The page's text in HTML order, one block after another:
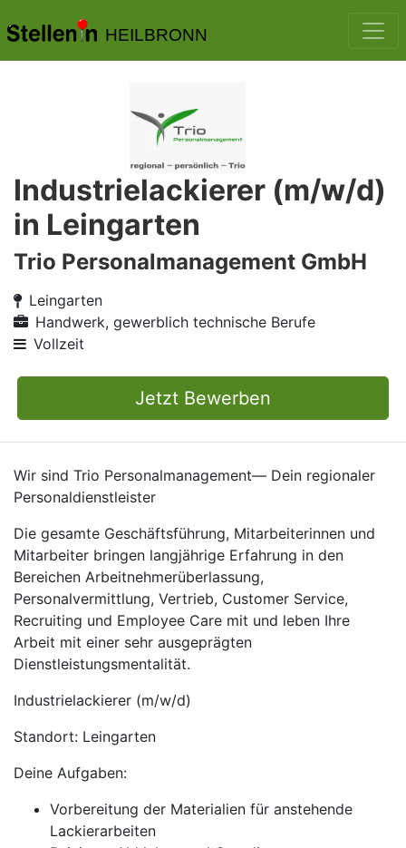
HEILBRONN
Industrielackierer (m/w/d)
in Leingarten
Trio Personalmanagement GmbH
Leingarten
Handwerk, gewerblich technische Berufe
Vollzeit
Jetzt Bewerben
Wir sind Trio Personalmanagement— Dein regionaler
Personaldienstleister
Die gesamte Geschäftsführung, Mitarbeiterinnen und
Mitarbeiter bringen langjährige Erfahrung in den
Bereichen Arbeitnehmerüberlassung,
Personalvermittlung, Vertrieb, Customer Service,
Recruiting und Employee Care mit und leben Ihre
Arbeit mit einer sehr ausgeprägten
Dienstleistungsmentalität.
Industrielackierer (m/w/d)
Standort: Leingarten
Deine Aufgaben:
Vorbereitung der Materialien für anstehende
Lackierarbeiten